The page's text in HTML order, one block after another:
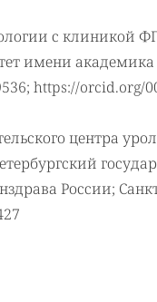
с клиникой
имени
https://orcid.org/
центра
России;